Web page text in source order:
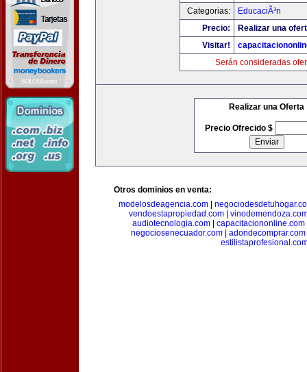
Categorias:
EducaciÃ³n
Precio:
Realizar una
Visitar!
Serán consideradas
Realizar una Oferta
Precio Ofrecido $
Otros dominios en venta:
modelosdeagencia.com
vendoestapropiedad.com|
audiotecnologia.com
capacitaciononline.com
negociosenecuador.com| adondecomprar.com